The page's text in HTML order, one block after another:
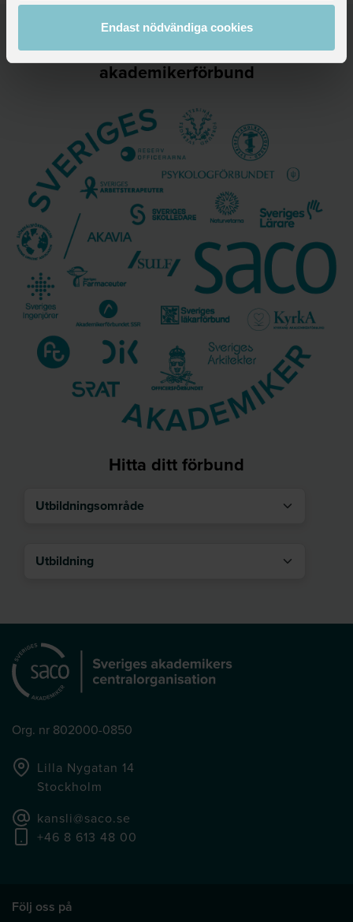
Endast nödvändiga cookies
Saco samlar 21 svenska
akademikerförbund
Hitta ditt förbund
Utbildningsområde
Org. nr 802000-0850
Lilla Nygatan 14
Stockholm
kansli@saco.se
+46 8 613 48 00
Följ oss på